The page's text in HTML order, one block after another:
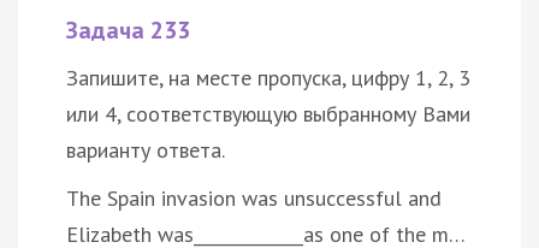
Задача 233
Запишите, на месте пропуска, цифру 1, 2, 3
или 4, соответствующую выбранному Вами
варианту ответа.
The Spain invasion was unsuccessful and
Elizabeth was_____________as one of the m…